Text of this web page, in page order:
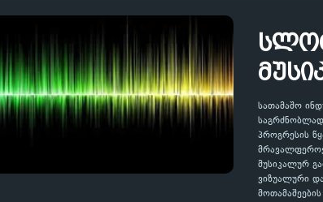
სათამაშო
პროგრესის
მუსიკალურ
ვიზუალური